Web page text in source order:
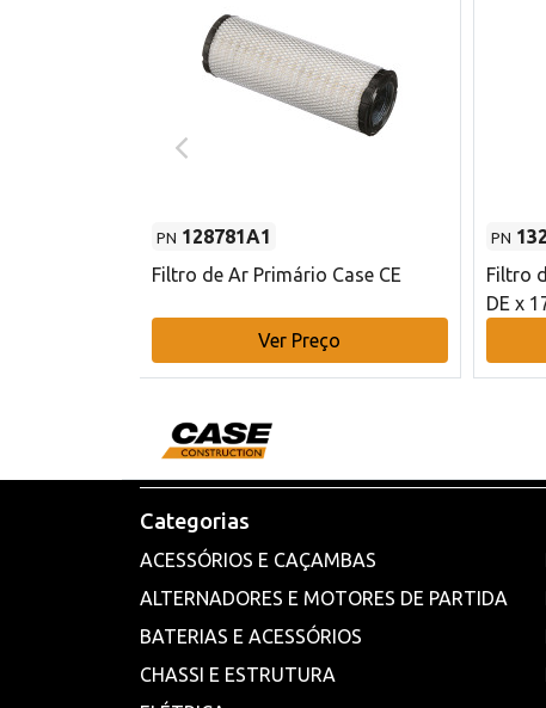
PN 128781A1
Filtro de Ar Primário Case CE
Ver Preço
PN
Filtro
DE x
Categorias
ACESSÓRIOS E CAÇAMBAS
ALTERNADORES E MOTORES DE PARTIDA
BATERIAS E ACESSÓRIOS
CHASSI E ESTRUTURA